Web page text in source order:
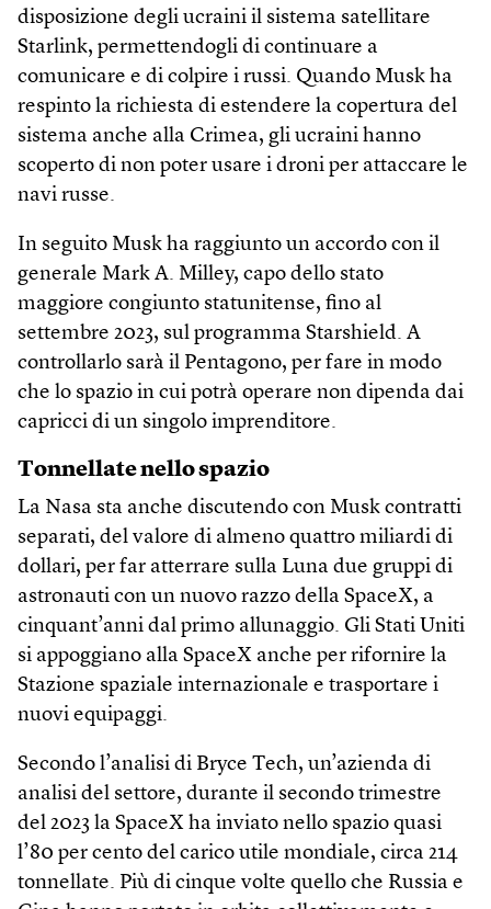
disposizione degli ucraini il sistema satellitare
Starlink, permettendogli di continuare a
comunicare e di colpire i russi. Quando Musk ha
respinto la richiesta di estendere la copertura del
sistema anche alla Crimea, gli ucraini hanno
scoperto di non poter usare i droni per attaccare le
navi russe.
In seguito Musk ha raggiunto un accordo con il
generale Mark A. Milley, capo dello stato
maggiore congiunto statunitense, fino al
settembre 2023, sul programma Starshield. A
controllarlo sarà il Pentagono, per fare in modo
che lo spazio in cui potrà operare non dipenda dai
capricci di un singolo imprenditore.
Tonnellate nello spazio
La Nasa sta anche discutendo con Musk contratti
separati, del valore di almeno quattro miliardi di
dollari, per far atterrare sulla Luna due gruppi di
astronauti con un nuovo razzo della SpaceX, a
cinquant’anni dal primo allunaggio. Gli Stati Uniti
si appoggiano alla SpaceX anche per rifornire la
Stazione spaziale internazionale e trasportare i
nuovi equipaggi.
Secondo l’analisi di Bryce Tech, un’azienda di
analisi del settore, durante il secondo trimestre
del 2023 la SpaceX ha inviato nello spazio quasi
l’80 per cento del carico utile mondiale, circa 214
tonnellate. Più di cinque volte quello che Russia e